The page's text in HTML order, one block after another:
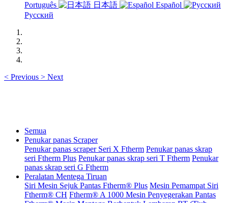
Português
日本語
Español
Русский
< Previous > Next
Semua
Penukar panas Scraper
Penukar panas scraper Seri X Ftherm Penukar panas skrap
seri Ftherm Plus Penukar panas skrap seri T Ftherm Penukar
panas skrap seri G Ftherm
Peralatan Mentega Tiruan
Siri Mesin Sejuk Pantas Ftherm® Plus Mesin Pemampat Siri
Ftherm® CH Ftherm® A 1000 Mesin Penyegerakan Pantas